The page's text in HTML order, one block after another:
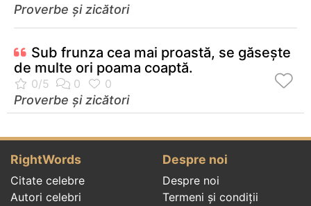
Proverbe și zicători
Sub frunza cea mai proastă, se găseşte
de multe ori poama coaptă.
Proverbe și zicători
RightWords
Citate celebre
Autori celebri
Despre noi
Despre noi
Termeni și condiții